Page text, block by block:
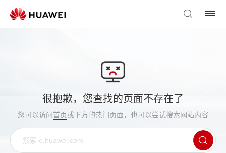
很抱歉，您查找的页面不存在了
您可以访问首页或下方的热门页面，也可以尝试搜索网站内容